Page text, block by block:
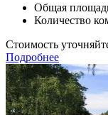
Общая
Количество
Стоимость
Подробнее